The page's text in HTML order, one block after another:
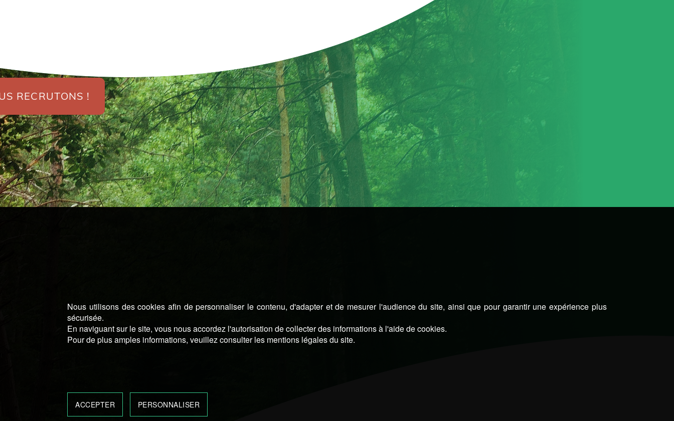
RECRUTONS !
Nous utilisons des cookies afin de personnaliser le contenu, d'adapter et de mesurer l'audience du site, ainsi que pour garantir une expérience plus
sécurisée.
En naviguant sur le site, vous nous accordez l'autorisation de collecter des informations à l'aide de cookies.
Pour de plus amples informations, veuillez consulter les mentions légales du site.
ACCEPTER PERSONNALISER